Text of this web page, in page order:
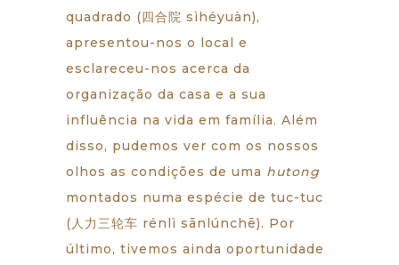
quadrado (四合院 sìhéyuàn),
apresentou-nos o local e
esclareceu-nos acerca da
organização da casa e a sua
influência na vida em família. Além
disso, pudemos ver com os nossos
olhos as condições de uma hutong
montados numa espécie de tuc-tuc
(人力三轮车 rénlì sānlúnchē). Por
último, tivemos ainda oportunidade